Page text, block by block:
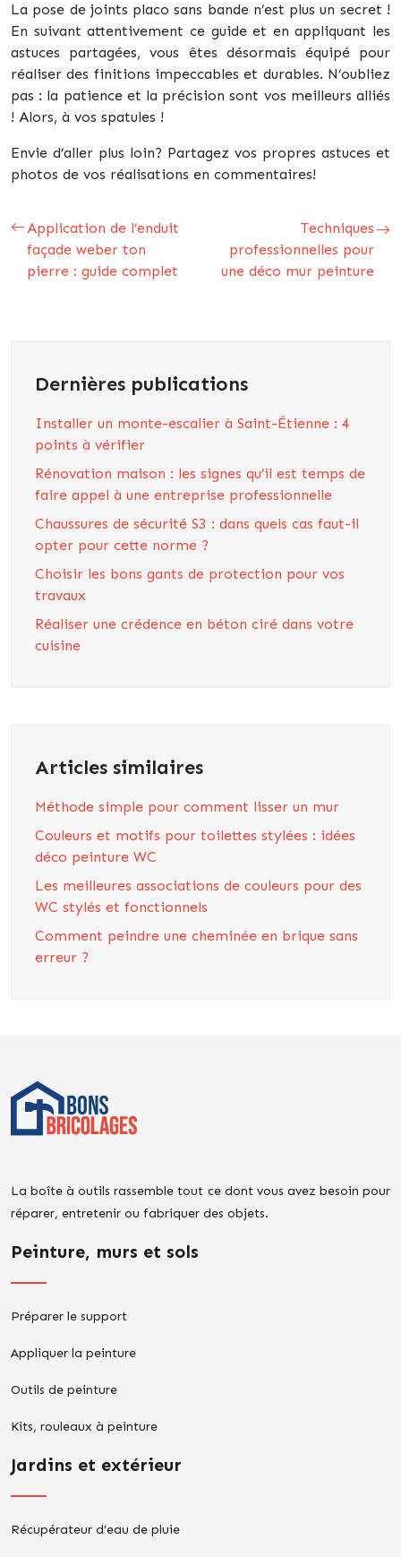
La pose de joints placo sans bande n’est plus un secret !
En suivant attentivement ce guide et en appliquant les
astuces partagées, vous êtes désormais équipé pour
réaliser des finitions impeccables et durables. N’oubliez
pas : la patience et la précision sont vos meilleurs alliés
! Alors, à vos spatules !
Envie d’aller plus loin? Partagez vos propres astuces et
photos de vos réalisations en commentaires!
Application de l’enduit
façade weber ton
pierre : guide complet
Techniques
professionnelles pour
une déco mur peinture
Dernières publications
Installer un monte-escalier à Saint-Étienne : 4
points à vérifier
Rénovation maison : les signes qu’il est temps de
faire appel à une entreprise professionnelle
Chaussures de sécurité S3 : dans quels cas faut-il
opter pour cette norme ?
Choisir les bons gants de protection pour vos
travaux
Réaliser une crédence en béton ciré dans votre
cuisine
Articles similaires
Méthode simple pour comment lisser un mur
Couleurs et motifs pour toilettes stylées : idées
déco peinture WC
Les meilleures associations de couleurs pour des
WC stylés et fonctionnels
Comment peindre une cheminée en brique sans
erreur ?
La boîte à outils rassemble tout ce dont vous avez besoin pour
réparer, entretenir ou fabriquer des objets.
Peinture, murs et sols
Préparer le support
Appliquer la peinture
Outils de peinture
Kits, rouleaux à peinture
Jardins et extérieur
Récupérateur d’eau de pluie